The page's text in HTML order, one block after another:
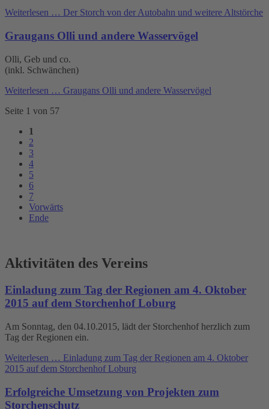
Weiterlesen … Der Storch von der Autobahn und weitere Altstörche
Graugans Olli und andere Wasservögel
Olli, Geb und co.
(inkl. Schwänchen)
Weiterlesen … Graugans Olli und andere Wasservögel
Seite 1 von 57
1
2
3
4
5
6
7
Vorwärts
Ende
Aktivitäten des Vereins
Einladung zum Tag der Regionen am 4. Oktober
2015 auf dem Storchenhof Loburg
Am Sonntag, den 04.10.2015, lädt der Storchenhof herzlich zum
Tag der Regionen ein.
Weiterlesen … Einladung zum Tag der Regionen am 4. Oktober
2015 auf dem Storchenhof Loburg
Erfolgreiche Umsetzung von Projekten zum
Storchenschutz